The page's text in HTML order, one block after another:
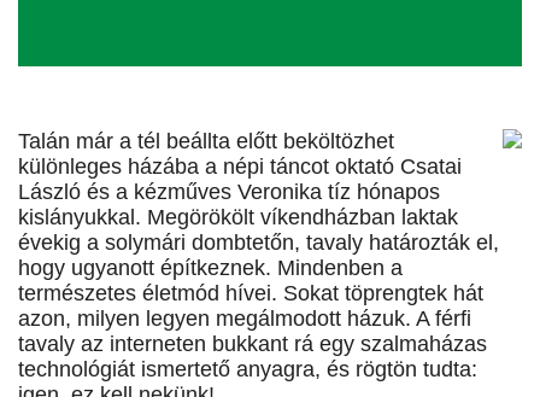
Talán már a tél beállta előtt beköltözhet
különleges házába a népi táncot oktató Csatai
László és a kézműves Veronika tíz hónapos
kislányukkal. Megörökölt víkendházban laktak
évekig a solymári dombtetőn, tavaly határozták el,
hogy ugyanott építkeznek. Mindenben a
természetes életmód hívei. Sokat töprengtek hát
azon, milyen legyen megálmodott házuk. A férfi
tavaly az interneten bukkant rá egy szalmaházas
technológiát ismertető anyagra, és rögtön tudta: